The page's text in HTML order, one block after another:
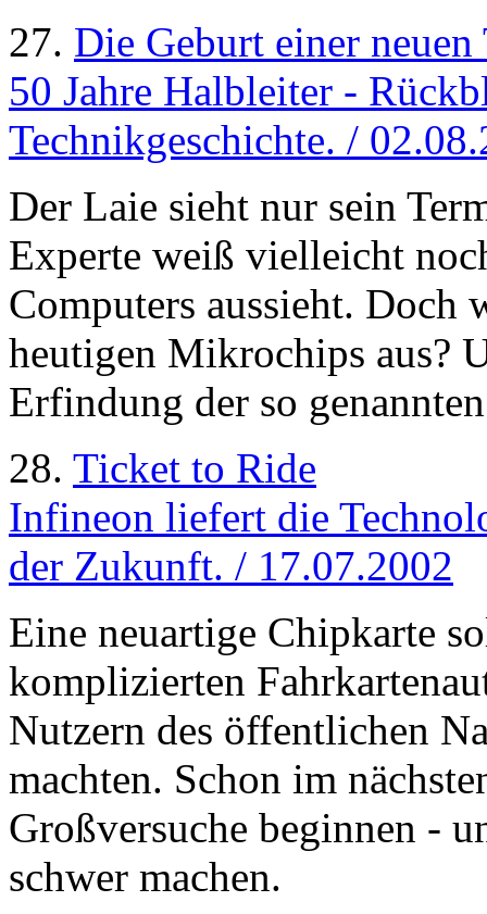
27. Die Geburt einer
50 Jahre Halbleiter -
Technikgeschichte. /
Der Laie sieht nur sein
Experte weiß vielleicht
Computers aussieht. Doch
heutigen Mikrochips aus?
Erfindung der so
28. Ticket to Ride
Infineon liefert die
der Zukunft. / 17.07.2002
Eine neuartige Chipkarte
komplizierten
Nutzern des öffentlichen
machten. Schon im
Großversuche beginnen -
schwer machen.